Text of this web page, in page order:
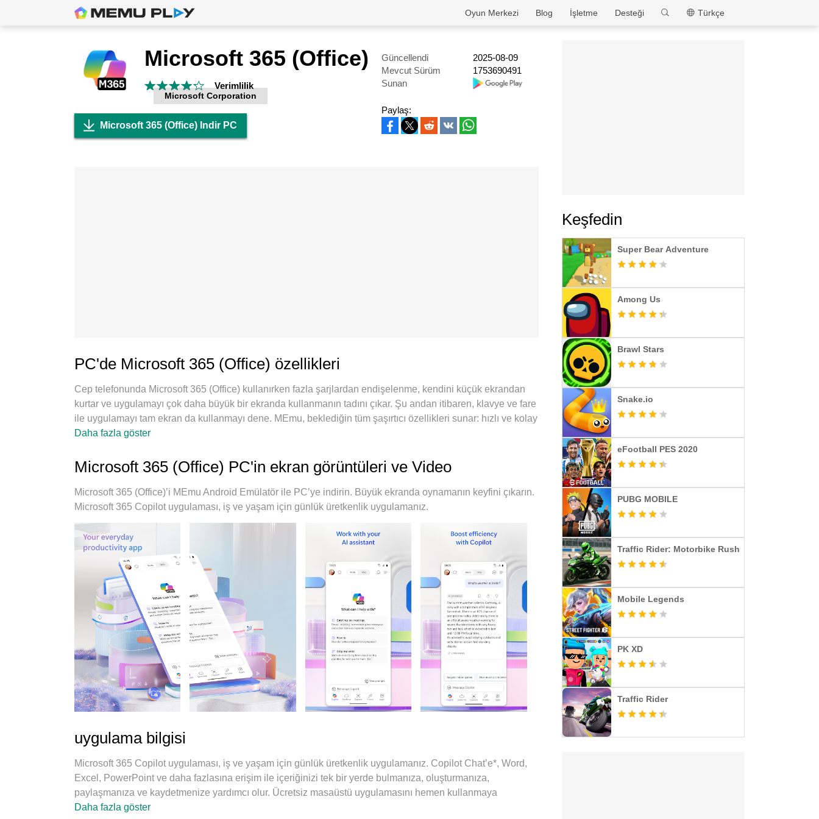
MEmu
Türkçe
Desteği
İşletme
Blog
Oyun Merkezi
Microsoft 365 (Office)
Verimlilik
Microsoft Corporation
Güncellendi
2025-08-09
Mevcut Sürüm
1753690491
Sunan
Microsoft 365 (Office) Indir PC
Paylaş:
PC'de Microsoft 365 (Office) özellikleri
Cep telefonunda Microsoft 365 (Office) kullanırken fazla şarjlardan endişelenme, kendini küçük ekrandan
kurtar ve uygulamayı çok daha büyük bir ekranda kullanmanın tadını çıkar. Şu andan itibaren, klavye ve fare
ile uygulamayı tam ekran da kullanmayı dene. MEmu, beklediğin tüm şaşırtıcı özellikleri sunar: hızlı ve kolay
kurulum, sezgisel kontroller, bunun dışında pil sınırı, mobil veri ve rahatsız edici aramalar artık yok. Yepyeni
örnekli yönetici, aynı anda 2 veya daha fazla hesap açmayı mümkün kılar. Ve en önemlisi, özel emülasyon
motorumuz PC'nin tüm potansiyelini serbest bırakabilir, her şeyi pürüzsüz ve eğlenceli hale getirebilir.
Daha fazla göster
Microsoft 365 (Office) PC'in ekran görüntüleri ve Video
Microsoft 365 (Office)’i MEmu Android Emülatör ile PC’ye indirin. Büyük ekranda oynamanın keyfini çıkarın.
Microsoft 365 Copilot uygulaması, iş ve yaşam için günlük üretkenlik uygulamanız.
uygulama bilgisi
Microsoft 365 Copilot uygulaması, iş ve yaşam için günlük üretkenlik uygulamanız. Copilot Chat’e*, Word,
Excel, PowerPoint ve daha fazlasına erişim ile içeriğinizi tek bir yerde bulmanıza, oluşturmanıza,
paylaşmanıza ve kaydetmenize yardımcı olur. Ücretsiz masaüstü uygulamasını hemen kullanmaya
başlamak için iş, okul veya kişisel Microsoft hesabınızla oturum açmanız yeterlidir. (Eski adıyla Microsoft
Daha fazla göster
Keşfedin
Super Bear Adventure
Among Us
Brawl Stars
Snake.io
eFootball PES 2020
PUBG MOBILE
Traffic Rider: Motorbike Rush
Mobile Legends
PK XD
Traffic Rider